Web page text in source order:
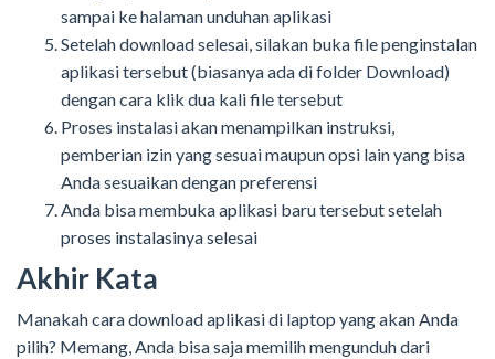
sampai ke halaman unduhan aplikasi
Setelah download selesai, silakan buka filepenginstalan
aplikasitersebut (biasanya adadi folder Download)
dengan cara klik dua kali file tersebut
Proses instalasi akan menampilkan instruksi,
pemberian izin yang sesuai maupun opsi lain yang bisa
Anda sesuaikan dengan preferensi
Anda bisa membuka aplikasi baru tersebut setelah
proses instalasinya selesai
Akhir Kata
Manakah caradownloadaplikasi di laptop yang akan Anda
pilih? Memang, Anda bisa saja memilih mengunduh dari